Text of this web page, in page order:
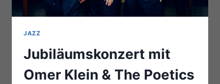
JAZZ
Jubiläumskonzert mit
Omer Klein & The Poetics